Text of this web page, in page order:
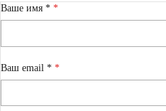
Ваше имя *
Ваш email *